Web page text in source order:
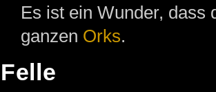
Es ist ein Wunder, dass
ganzen Orks.
Felle